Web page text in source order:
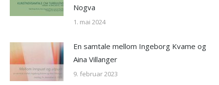
Nogva
1. mai 2024
En samtale mellom Ingeborg Kvame og
Aina Villanger
9. februar 2023